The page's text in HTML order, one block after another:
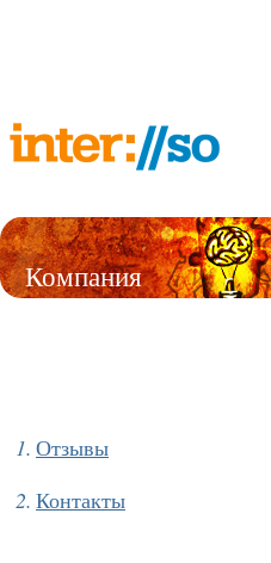
Компания
Отзывы
Контакты